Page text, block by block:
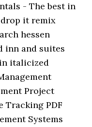
- The best in
drop it remix
hessen
inn and suites
italicized
Project
Tracking PDF
Systems